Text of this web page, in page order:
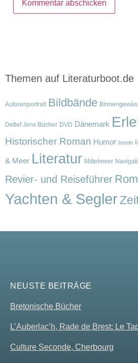
Themen auf Literaturboot.de
Autorenportrait Bildbände
Detlef Jens Bücher DVD Dänemark
Historischer Roman Humor Inseln
& Meer Literatur Mittelmeer
Revier- und Reiseführer
Yachten & Segler
NEUSTE BEITRÄGE
Bretonische Bücher
L’Auberlac’h, Rade de Brest: Le
Culture Seconde, Cherbourg